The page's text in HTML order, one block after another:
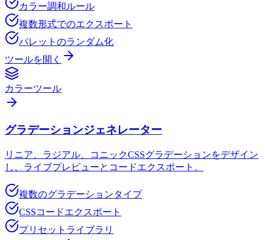
カラー調和ルール
複数形式でのエクスポート
パレットのランダム化
ツールを開く
カラーツール
グラデーションジェネレーター
リニア、ラジアル、コニックCSSグラデーションをデザイン
し、ライブプレビューとコードエクスポート。
複数のグラデーションタイプ
CSSコードエクスポート
プリセットライブラリ